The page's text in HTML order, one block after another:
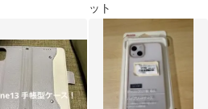
ット